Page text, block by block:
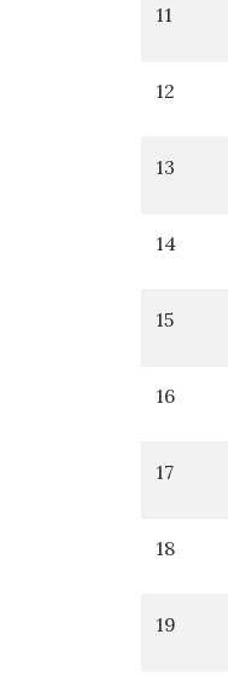
11
12
13
14
15
16
17
18
19